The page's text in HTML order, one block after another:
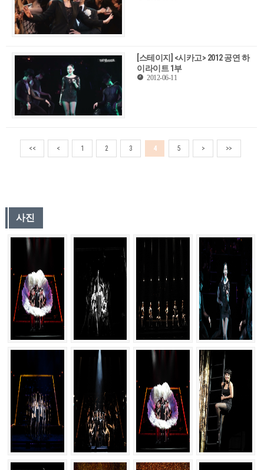
[스테이지] <시카고> 2012 공연 하
이라이트 1부
2012-06-11
<< < 1 2 3 4 5 > >>
사진